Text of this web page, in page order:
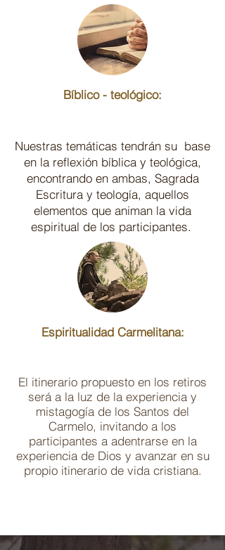
Bíblico - teológico:
Nuestras temáticas tendrán su base
en la reflexión bíblica y teológica,
encontrando en ambas, Sagrada
Escritura y teología, aquellos
elementos que animan la vida
espiritual de los participantes.
Espiritualidad Carmelitana:
El itinerario propuesto en los retiros
será a la luz de la experiencia y
mistagogía de los Santos del
Carmelo, invitando a los
participantes a adentrarse en la
experiencia de Dios y avanzar en su
propio itinerario de vida cristiana.